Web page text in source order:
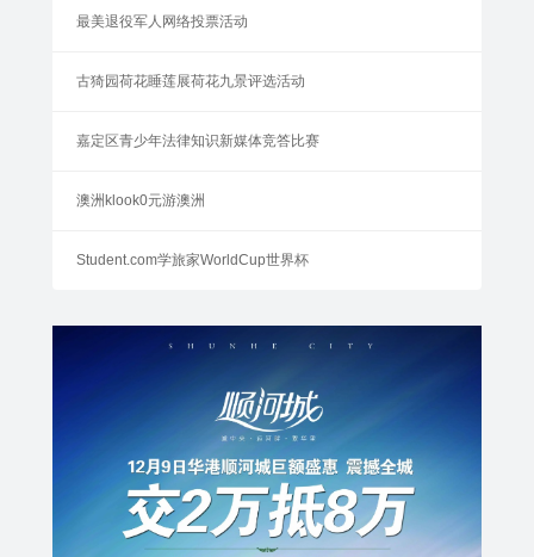
最美退役军人网络投票活动
古猗园荷花睡莲展荷花九景评选活动
嘉定区青少年法律知识新媒体竞答比赛
澳洲klook0元游澳洲
Student.com学旅家WorldCup世界杯